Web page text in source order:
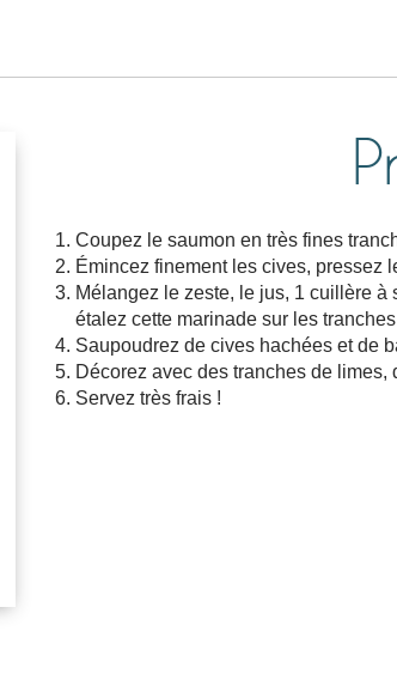
Coupez le saumon en très fines
Émincez finement les cives, pressez
Mélangez le zeste, le jus, 1 cuillère à
étalez cette marinade sur les
Saupoudrez de cives hachées et de
Décorez avec des tranches de
Servez très frais !